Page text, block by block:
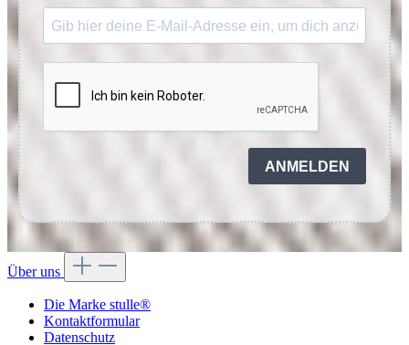
ANMELDEN
Über uns
Die Marke stulle®
Kontaktformular
Datenschutz